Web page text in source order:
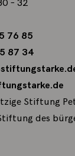
– 32
76 85
87 34
Stiftung
des